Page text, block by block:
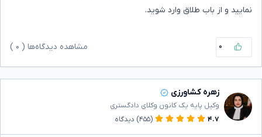
نمایید و از باب طلاق وارد شوید.
۰ مشاهده دیدگاه‌ها ( ۰
زهره کشاورزی
وکیل پایه یک کانون وکلای دادگستری
۴.۷
(۴۵۵) دیدگاه